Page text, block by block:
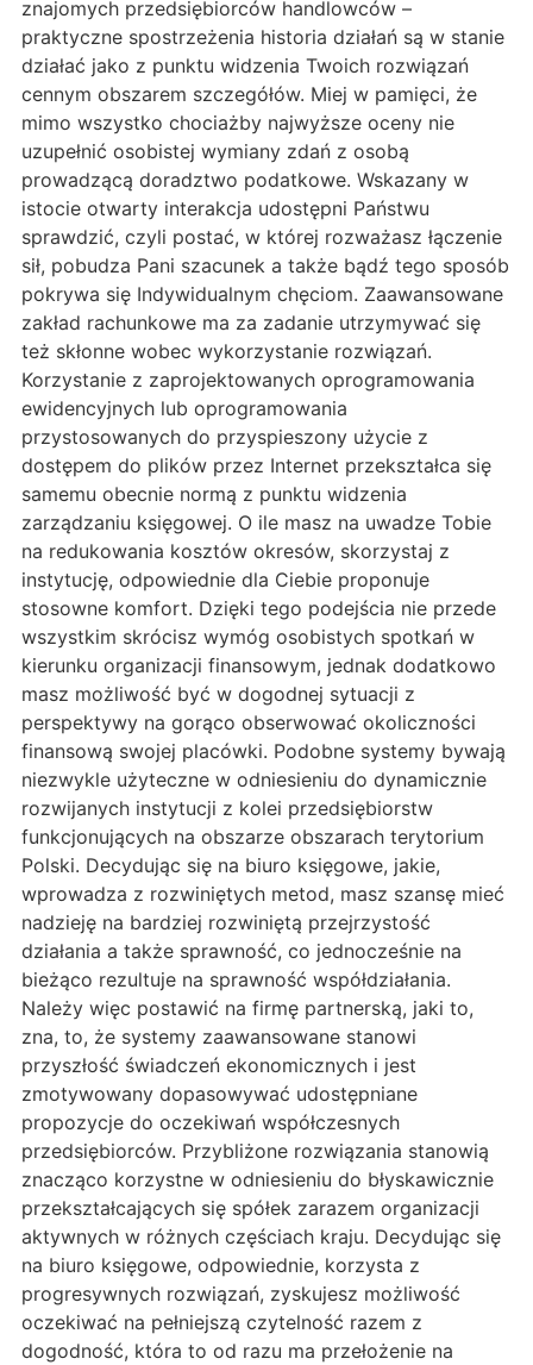
znajomych przedsiębiorców handlowców –
praktyczne spostrzeżenia historia działań są w stanie
działać jako z punktu widzenia Twoich rozwiązań
cennym obszarem szczegółów. Miej w pamięci, że
mimo wszystko chociażby najwyższe oceny nie
uzupełnić osobistej wymiany zdań z osobą
prowadzącą doradztwo podatkowe. Wskazany w
istocie otwarty interakcja udostępni Państwu
sprawdzić, czyli postać, w której rozważasz łączenie
sił, pobudza Pani szacunek a także bądź tego sposób
pokrywa się Indywidualnym chęciom. Zaawansowane
zakład rachunkowe ma za zadanie utrzymywać się
też skłonne wobec wykorzystanie rozwiązań.
Korzystanie z zaprojektowanych oprogramowania
ewidencyjnych lub oprogramowania
przystosowanych do przyspieszony użycie z
dostępem do plików przez Internet przekształca się
samemu obecnie normą z punktu widzenia
zarządzaniu księgowej. O ile masz na uwadze Tobie
na redukowania kosztów okresów, skorzystaj z
instytucję, odpowiednie dla Ciebie proponuje
stosowne komfort. Dzięki tego podejścia nie przede
wszystkim skrócisz wymóg osobistych spotkań w
kierunku organizacji finansowym, jednak dodatkowo
masz możliwość być w dogodnej sytuacji z
perspektywy na gorąco obserwować okoliczności
finansową swojej placówki. Podobne systemy bywają
niezwykle użyteczne w odniesieniu do dynamicznie
rozwijanych instytucji z kolei przedsiębiorstw
funkcjonujących na obszarze obszarach terytorium
Polski. Decydując się na biuro księgowe, jakie,
wprowadza z rozwiniętych metod, masz szansę mieć
nadzieję na bardziej rozwiniętą przejrzystość
działania a także sprawność, co jednocześnie na
bieżąco rezultuje na sprawność współdziałania.
Należy więc postawić na firmę partnerską, jaki to,
zna, to, że systemy zaawansowane stanowi
przyszłość świadczeń ekonomicznych i jest
zmotywowany dopasowywać udostępniane
propozycje do oczekiwań współczesnych
przedsiębiorców. Przybliżone rozwiązania stanowią
znacząco korzystne w odniesieniu do błyskawicznie
przekształcających się spółek zarazem organizacji
aktywnych w różnych częściach kraju. Decydując się
na biuro księgowe, odpowiednie, korzysta z
progresywnych rozwiązań, zyskujesz możliwość
oczekiwać na pełniejszą czytelność razem z
dogodność, która to od razu ma przełożenie na